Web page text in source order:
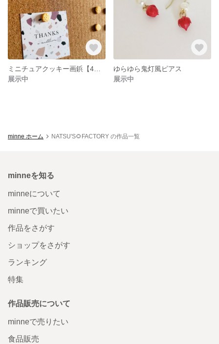
展示中
ゆらゆら鬼灯風ピアス
展示中
minne ホーム NATSU'S🌻FACTORY の作品一覧
minneを知る
minneについて
minneで買いたい
作品をさがす
ショップをさがす
ランキング
特集
作品販売について
minneで売りたい
食品販売